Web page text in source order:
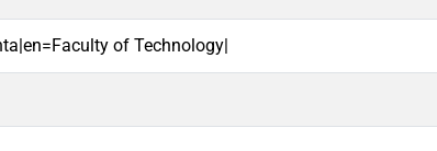
of Technology|